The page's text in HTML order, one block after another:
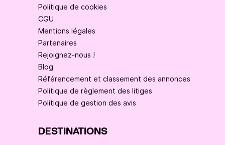
Politique de cookies
CGU
Mentions légales
Partenaires
Rejoignez-nous !
Blog
Référencement et classement des annonces
Politique de règlement des litiges
Politique de gestion des avis
DESTINATIONS